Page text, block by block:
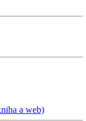
a web)